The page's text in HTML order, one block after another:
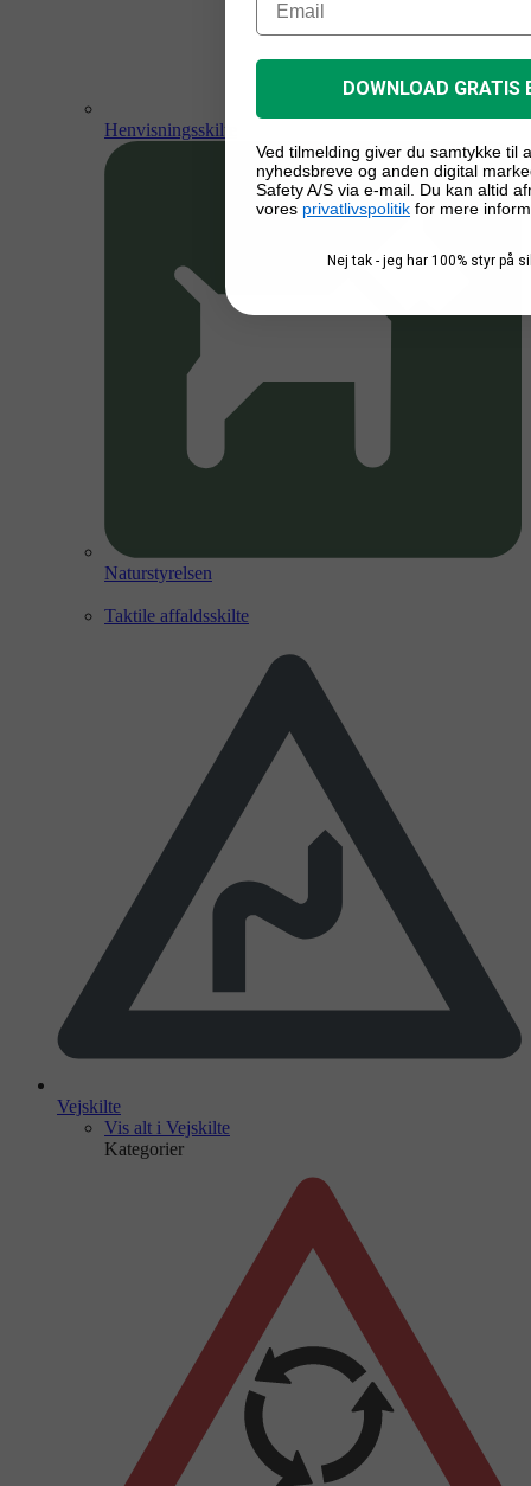
Henvisningsskilte
Naturstyrelsen
Taktile affaldsskilte
Vejskilte
Vis alt i Vejskilte
Kategorier
DOWNLOAD GRATIS
Ved tilmelding giver du samtykke til
nyhedsbreve og anden digital
Safety A/S via e-mail. Du kan altid
vores privatlivspolitik for mere
Nej tak - jeg har 100% styr på